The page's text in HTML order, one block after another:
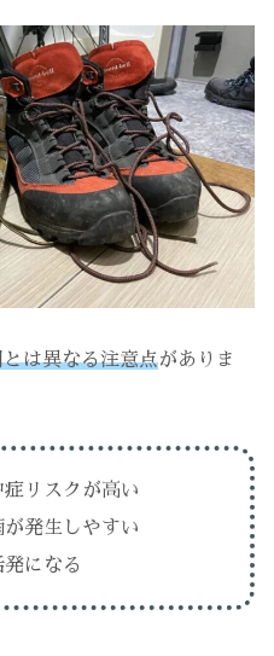
は異なる注意点がありま
リスクが高い
発生しやすい
になる